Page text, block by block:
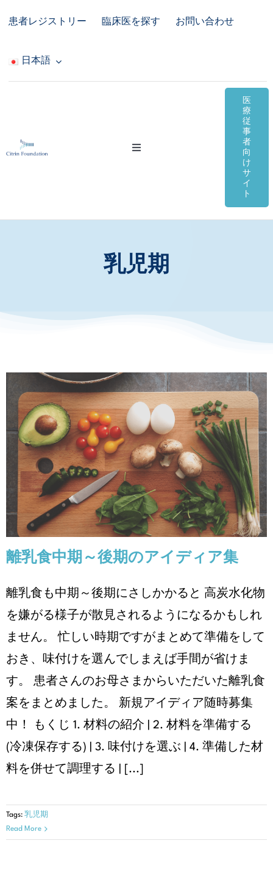
content
患者レジストリー 臨床医を探す お問い合わせ
日本語
Toggle
オンライン資料
コミュニティ＆サポート
医
療
従
事
者
向
け
サ
イ
ト
乳児期
離乳食中期～後期のアイディア
集
Uncategorized
離乳食中期～後期のアイディア集
離乳食も中期～後期にさしかかると 高炭水化物
を嫌がる様子が散見されるようになるかもしれ
ません。 忙しい時期ですがまとめて準備をして
おき、味付けを選んでしまえば手間が省けま
す。 患者さんのお母さまからいただいた離乳食
案をまとめました。 新規アイディア随時募集
中！ もくじ 1. 材料の紹介 | 2. 材料を準備する
(冷凍保存する) | 3. 味付けを選ぶ | 4. 準備した材
料を併せて調理する | [...]
Tags: 乳児期
Read More